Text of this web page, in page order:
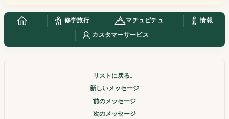
修学旅行 マチュピチュ
情報
カスタマーサービス
リストに戻る。
新しいメッセージ
前のメッセージ
次のメッセージ